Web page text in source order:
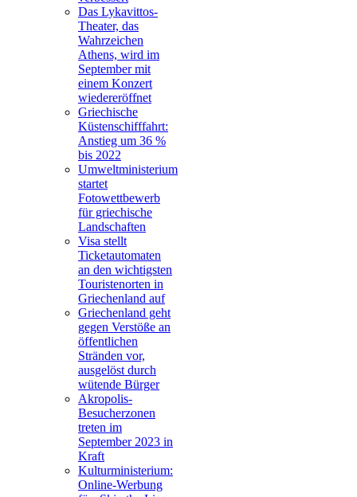
Das Lykavittos-
Theater, das
Wahrzeichen
Athens, wird im
September mit
einem Konzert
wiedereröffnet
Griechische
Küstenschifffahrt:
Anstieg um 36 %
bis 2022
Umweltministerium
startet
Fotowettbewerb
für griechische
Landschaften
Visa stellt
Ticketautomaten
an den wichtigsten
Touristenorten in
Griechenland auf
Griechenland geht
gegen Verstöße an
öffentlichen
Stränden vor,
ausgelöst durch
wütende Bürger
Akropolis-
Besucherzonen
treten im
September 2023 in
Kraft
Kulturministerium:
Online-Werbung